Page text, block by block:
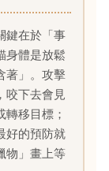
鍵在於「事
身體是放鬆
著」。攻擊
咬下去會見
移目標；
好的預防就
物」畫上等